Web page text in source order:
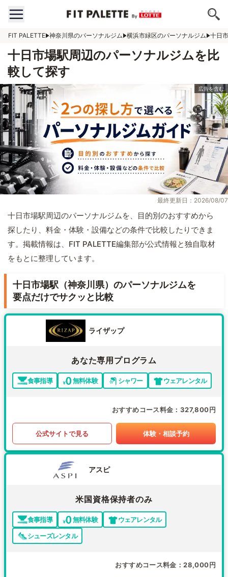
FIT PALETTE 神奈川県のパーソナルジム 横浜市緑区のパーソナルジム 十日
十日市場駅周辺のパーソナルジムを比
較して探す
最終更新日：2026/08/07
十日市場駅周辺のパーソナルジムを、目的別のおすすめから
探したり、料金・体験・設備などの条件で比較したりできま
す。掲載情報は、FIT PALETTE編集部が公式情報と独自取材
をもとに整理しています。
十日市場駅（神奈川県）のパーソナルジムを
要点だけでサクッと比較
ライザップ
あなた専用プログラム
食事指導 無料体験 シャワー ウェアレンタル
おすすめコース料金 327,800円
公式サイトで見る 体験・相談予約
アスピ
米国資格保持者のみ
食事指導 無料体験
ウェアレンタル
シューズレンタル
おすすめコース料金 28,000円